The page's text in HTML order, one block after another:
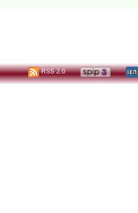
RSS 2.0